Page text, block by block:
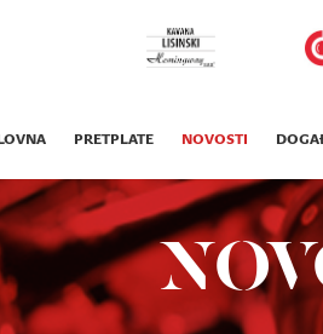
PRETPLATE NOVOSTI